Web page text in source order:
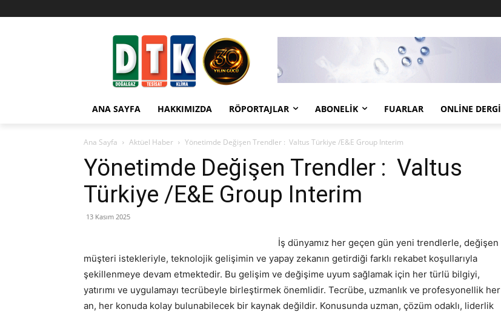
ANA SAYFA HAKKIMIZDA RÖPORTAJLAR ABONELIK FUARLAR ONLINE DERGI
Ana Sayfa Aktüel Haber Yönetimde Değişen Trendler : Valtus Türkiye /E&E Group Interim
Yönetimde Değişen Trendler : Valtus
Türkiye /E&E Group Interim
13 Kasım 2025
İş dünyamız her geçen gün yeni trendlerle, değişen
müşteri istekleriyle, teknolojik gelişimin ve yapay zekanın getirdiği farklı rekabet koşullarıyla
şekillenmeye devam etmektedir. Bu gelişim ve değişime uyum sağlamak için her türlü bilgiyi,
yatırımı ve uygulamayı tecrübeyle birleştirmek önemlidir. Tecrübe, uzmanlık ve profesyonellik her
an, her konuda kolay bulunabilecek bir kaynak değildir. Konusunda uzman, çözüm odaklı, liderlik